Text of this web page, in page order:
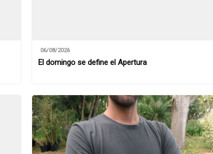
06/08/2026
El domingo se define el Apertura